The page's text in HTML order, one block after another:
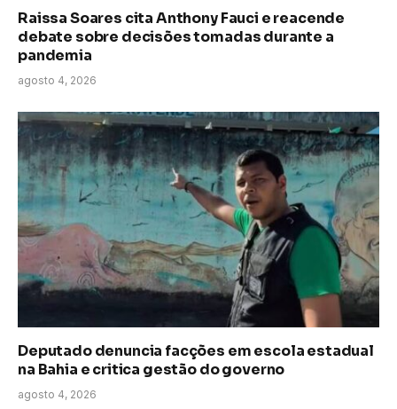
Raissa Soares cita Anthony Fauci e reacende
debate sobre decisões tomadas durante a
pandemia
agosto 4, 2026
Deputado denuncia facções em escola estadual
na Bahia e critica gestão do governo
agosto 4, 2026